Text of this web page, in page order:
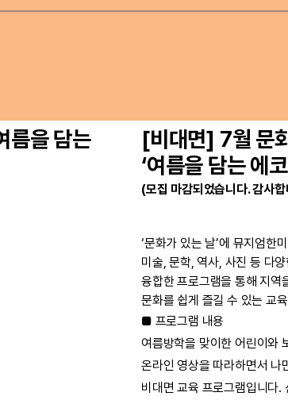
름을 담는
[비대면] 7월 문
‘여름을 담는 에
(모집 마감되었습니다. 감사
‘문화가 있는 날’에 뮤지엄한
미술, 문학, 역사, 사진 등 다
융합한 프로그램을 통해 지역
문화를 쉽게 즐길 수 있는 교
■ 프로그램 내용
여름방학을 맞이한 어린이와
온라인 영상을 따라하면서 나
비대면 교육 프로그램입니다.